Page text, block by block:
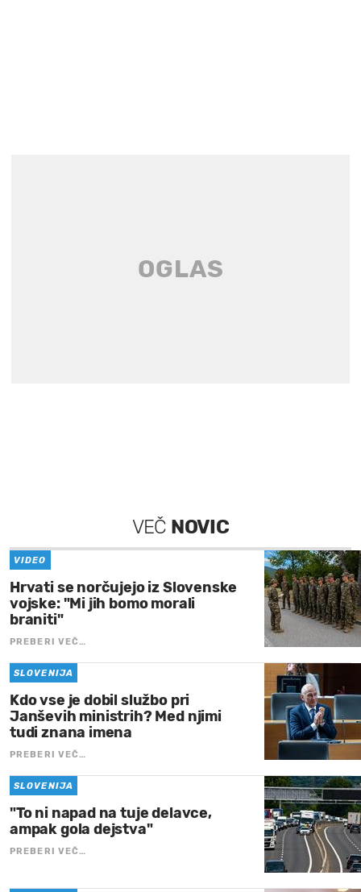
VEČ NOVIC
VIDEO
Hrvati se norčujejo iz Slovenske
vojske: "Mi jih bomo morali
braniti"
PREBERI VEČ…
SLOVENIJA
Kdo vse je dobil službo pri
Janševih ministrih? Med njimi
tudi znana imena
PREBERI VEČ…
SLOVENIJA
"To ni napad na tuje delavce,
ampak gola dejstva"
PREBERI VEČ…